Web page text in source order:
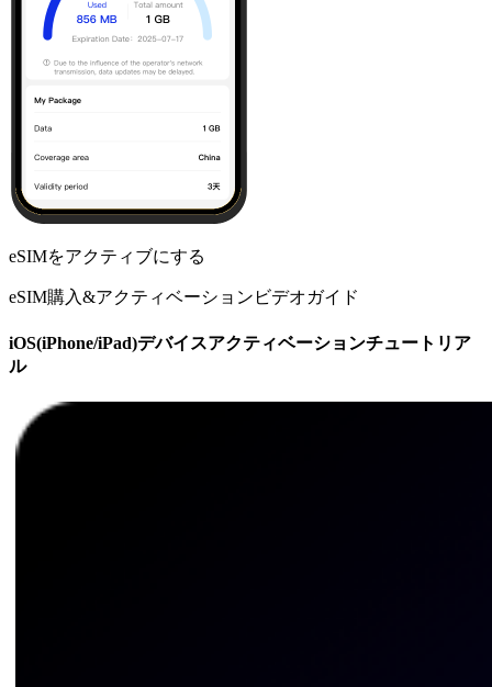
eSIMをアクティブにする
eSIM購入&アクティベーションビデオガイド
iOS(iPhone/iPad)デバイスアクティベーションチュートリア
ル